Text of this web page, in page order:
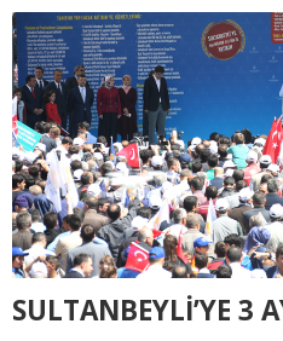
SULTANBEYLİ’YE 3